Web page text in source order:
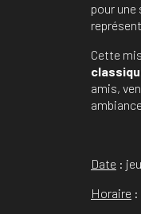
pour une
Cette
amis,
Date :
Horaire :